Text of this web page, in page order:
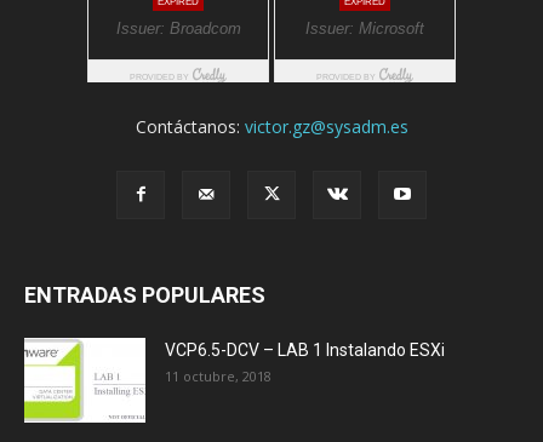
Contáctanos: victor.gz@sysadm.es
ENTRADAS POPULARES
VCP6.5-DCV – LAB 1 Instalando ESXi
11 octubre, 2018